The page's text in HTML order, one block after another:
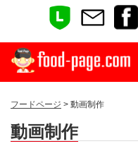
フードページ > 動画制作
動画制作